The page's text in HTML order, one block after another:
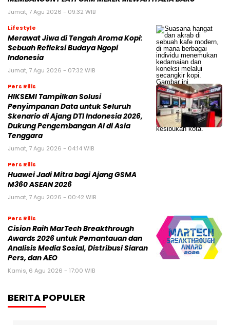
Jumat, 7 Agu 2026 - 09:32 WIB
Lifestyle
Merawat Jiwa di Tengah Aroma Kopi:
Sebuah Refleksi Budaya Ngopi
Indonesia
Jumat, 7 Agu 2026 - 07:32 WIB
Pers Rilis
HIKSEMI Tampilkan Solusi
Penyimpanan Data untuk Seluruh
Skenario di Ajang DTI Indonesia 2026,
Dukung Pengembangan AI di Asia
Tenggara
Jumat, 7 Agu 2026 - 04:14 WIB
Pers Rilis
Huawei Jadi Mitra bagi Ajang GSMA
M360 ASEAN 2026
Jumat, 7 Agu 2026 - 00:42 WIB
Pers Rilis
Cision Raih MarTech Breakthrough
Awards 2026 untuk Pemantauan dan
Analisis Media Sosial, Distribusi Siaran
Pers, dan AEO
Kamis, 6 Agu 2026 - 17:00 WIB
BERITA POPULER